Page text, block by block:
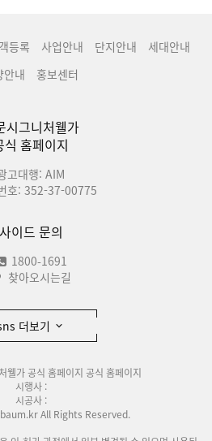
등록 사업안내 단지안내
세대안내
안내
홍보센터
시그니처웰가
식 홈페이지
고대행: AIM
호: 352-37-00775
사이드 문의
1800-1691
찾아오시는길
더보기
웰가 공식 홈페이지 공식 홈페이지
시행사 :
시공사 :
All Rights Reserved.